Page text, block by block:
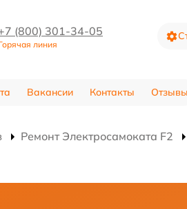
(800) 301-34-05
линия
Вакансии Контакты Отзывы
Ремонт Электросамоката F2